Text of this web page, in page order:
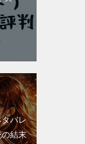
バレ
結末